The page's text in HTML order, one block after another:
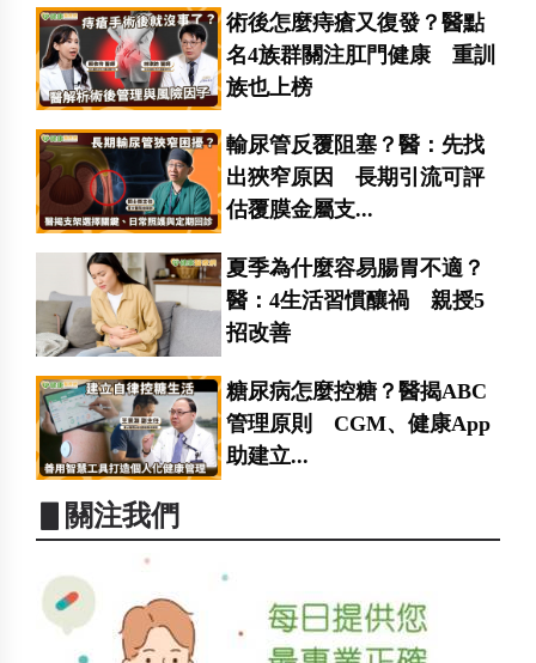
術後怎麼痔瘡又復發？醫點
名4族群關注肛門健康 重訓
族也上榜
輸尿管反覆阻塞？醫：先找
出狹窄原因 長期引流可評
估覆膜金屬支...
夏季為什麼容易腸胃不適？
醫：4生活習慣釀禍 親授5
招改善
糖尿病怎麼控糖？醫揭ABC
管理原則 CGM、健康App
助建立...
▋關注我們